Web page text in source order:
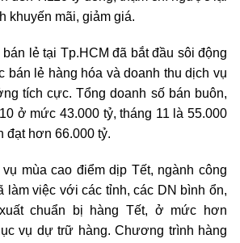
khuyến mãi, giảm giá.
lẻ tại Tp.HCM đã bắt đầu sôi động
bán lẻ hàng hóa và doanh thu dịch vụ
tích cực. Tổng doanh số bán buôn,
ở mức 43.000 tỷ, tháng 11 là 55.000
đạt hơn 66.000 tỷ.
mùa cao điểm dịp Tết, ngành công
làm việc với các tỉnh, các DN bình ổn,
chuẩn bị hàng Tết, ở mức hơn
vụ dự trữ hàng. Chương trình hàng